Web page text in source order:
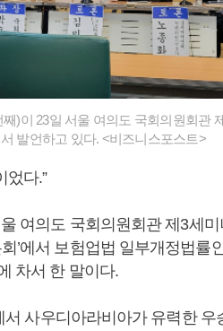
)이 23일 서울 여의도 국회의원회관
발언하고 있다. <비즈니스포스트>
었다.”
여의도 국회의원회관 제3세미
’에서 보험업법 일부개정법률
차서 한 말이다.
사우디아라비아가 유력한